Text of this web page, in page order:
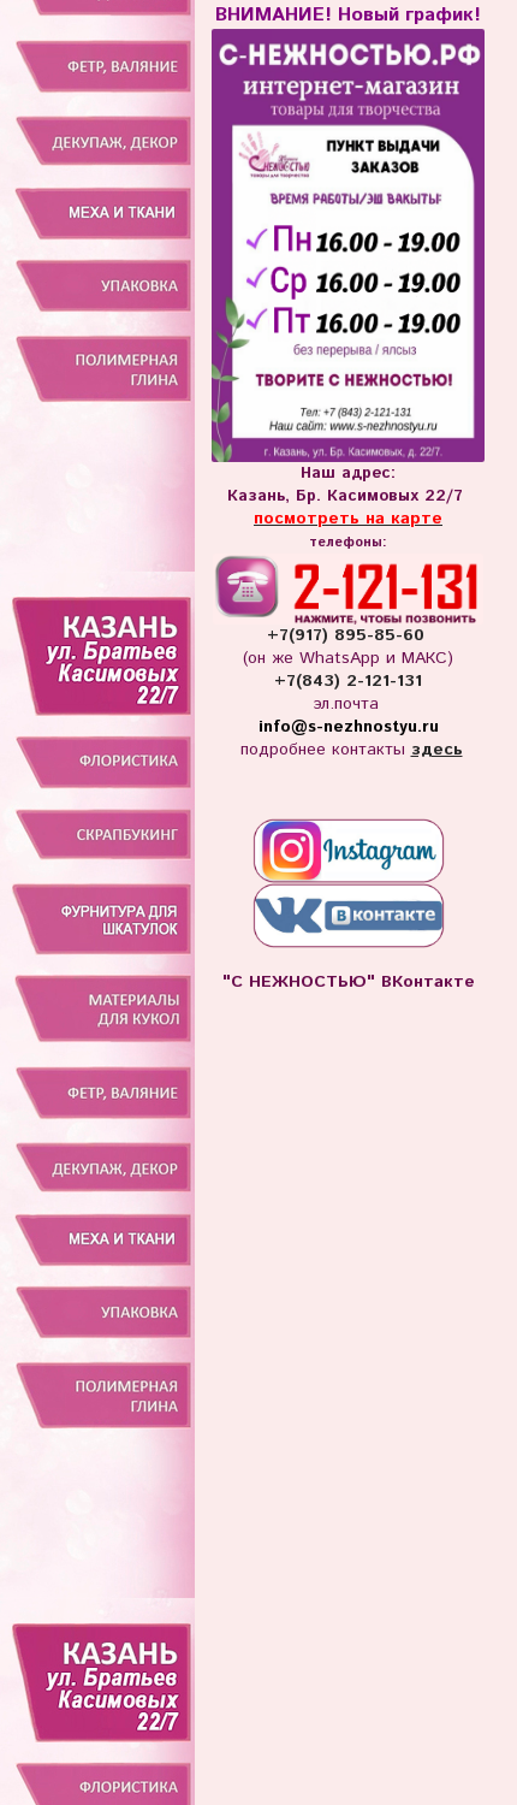
ВНИМАНИЕ! Новый график!
Наш адрес:
Казань, Бр. Касимовых 22/7
посмотреть на карте
телефоны:
+7(917) 895-85-60
(он же WhatsApp и МАКС)
+7(843) 2-121-131
эл.почта
info@s-nezhnostyu.ru
подробнее контактыздесь
"С НЕЖНОСТЬЮ" ВКонтакте